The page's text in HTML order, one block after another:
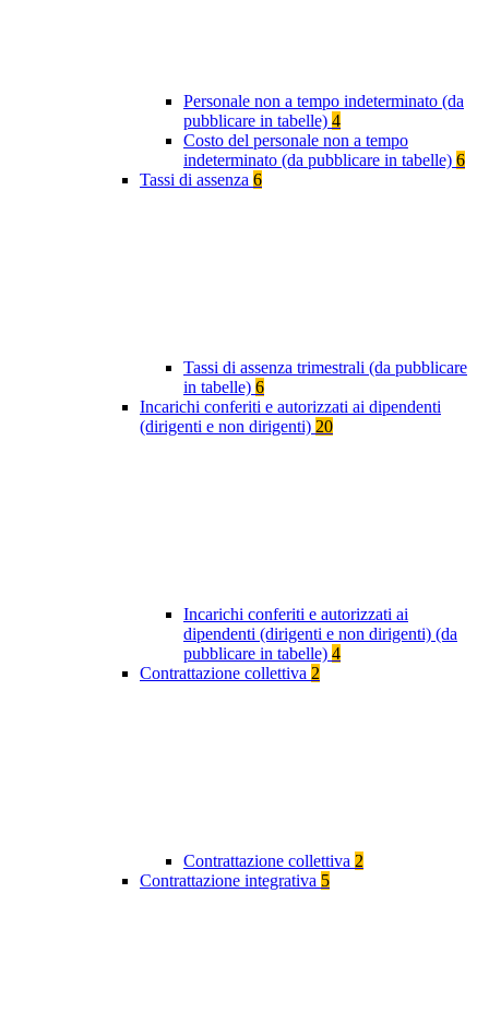
Personale non a tempo indeterminato (da
pubblicare in tabelle) 4
Costo del personale non a tempo
indeterminato (da pubblicare in tabelle) 6
Tassi di assenza 6
Tassi di assenza trimestrali (da pubblicare
in tabelle) 6
Incarichi conferiti e autorizzati ai dipendenti
(dirigenti e non dirigenti) 20
Incarichi conferiti e autorizzati ai
dipendenti (dirigenti e non dirigenti) (da
pubblicare in tabelle) 4
Contrattazione collettiva 2
Contrattazione collettiva 2
Contrattazione integrativa 5